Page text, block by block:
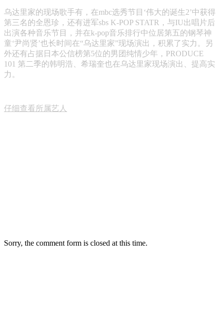
乌达里家的现场歌手有，在mbc选秀节目‘伟大的诞生2’中获得
第三名的全恩珍，还有进军sbs K-POP STATR，与IU出唱片后
出演各种音乐节目，并在k-pop音乐排行中位居第五的钢琴神
童‘尹尚贤’也长时间在“乌达里家”现场演出，积累了实力。另
外还有占据日本公信榜第5位的男团纯情少年，PRODUCE
101 第二季的韩明浩、希瑞奎也在乌达里家现场演出、提高实
力。
仔细查看所属艺人
Sorry, the comment form is closed at this time.